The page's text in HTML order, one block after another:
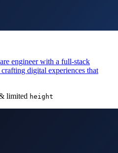
engineer with a full-stack
digital experiences that
limited height